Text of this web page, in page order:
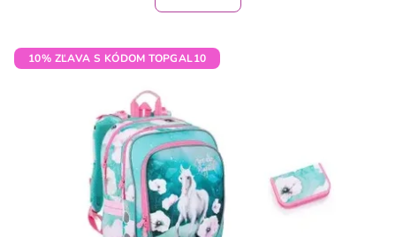
10% ZĽAVA S KÓDOM TOPGAL10